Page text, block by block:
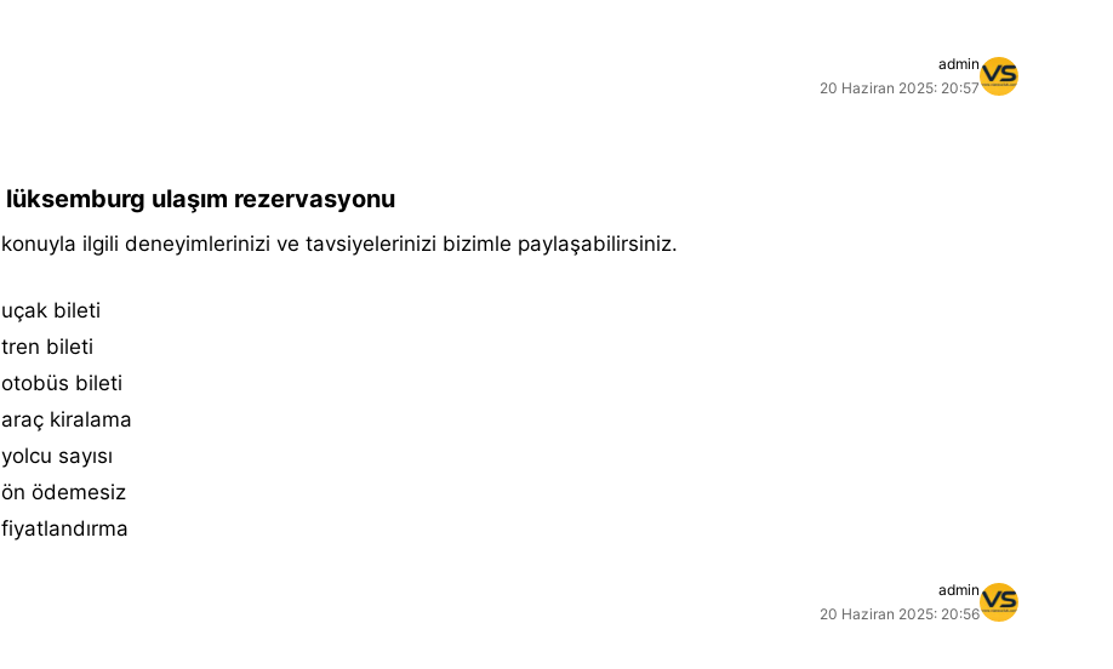
admin
20 Haziran 2025: 20:57
lüksemburg ulaşım rezervasyonu
konuyla ilgili deneyimlerinizi ve tavsiyelerinizi bizimle paylaşabilirsiniz.
uçak bileti
tren bileti
otobüs bileti
araç kiralama
yolcu sayısı
ön ödemesiz
fiyatlandırma
admin
20 Haziran 2025: 20:56